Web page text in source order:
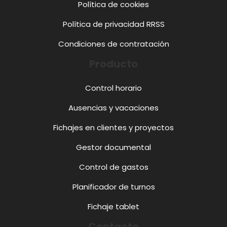
Política de cookies
Política de privacidad RRSS
Condiciones de contratación
Control horario
Ausencias y vacaciones
Fichajes en clientes y proyectos
Gestor documental
Control de gastos
Planificador de turnos
Fichaje tablet